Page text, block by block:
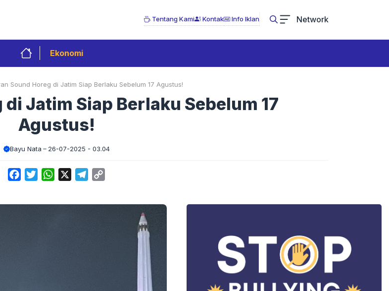
Tentang Kami Kontak Info Iklan Network
Ekonomi
Sound Horeg di Jatim Siap Berlaku Sebelum 17 Agustus!
Jatim Siap Berlaku Sebelum 17
Agustus!
Bayu Nata 26-07-2025 - 03.04
FacebookTwitterWhatsApp Telegram